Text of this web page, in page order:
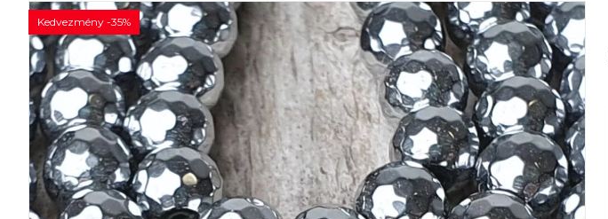
Kedvezmény -35%